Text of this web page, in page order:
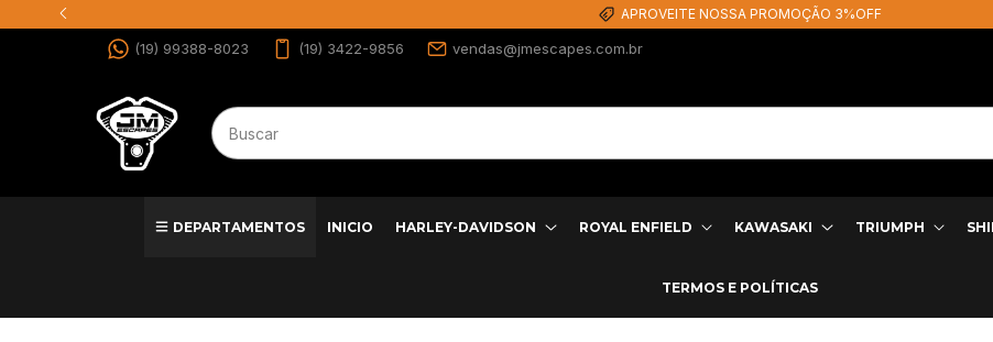
APROVEITE NOSSA PROMOÇÃO 3%OFF
(19) 99388-8023 (19) 3422-9856 vendas@jmescapes.com.br
DEPARTAMENTOS INICIO HARLEY-DAVIDSON ROYAL ENFIELD KAWASAKI TRIUMPH
TERMOS E POLÍTICAS